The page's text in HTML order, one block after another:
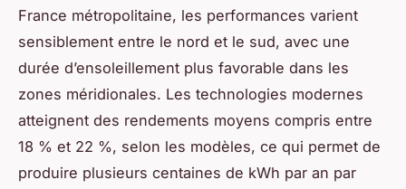
France métropolitaine, les performances varient
sensiblement entre le nord et le sud, avec une
durée d’ensoleillement plus favorable dans les
zones méridionales. Les technologies modernes
atteignent des rendements moyens compris entre
18 % et 22 %, selon les modèles, ce qui permet de
produire plusieurs centaines de kWh par an par